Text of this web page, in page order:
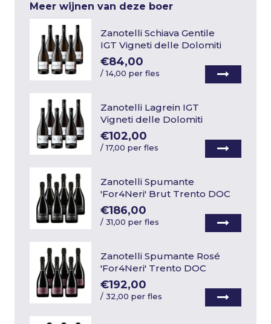
Meer wijnen van deze boer
Zanotelli Schiava Gentile
IGT Vigneti delle Dolomiti
€84,00
/14,00 per fles
Zanotelli Lagrein IGT
Vigneti delle Dolomiti
€102,00
/17,00 per fles
Zanotelli Spumante
'For4Neri' Brut Trento DOC
€186,00
/31,00 per fles
Zanotelli Spumante Rosé
'For4Neri' Trento DOC
€192,00
/32,00 per fles